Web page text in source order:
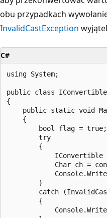
obu przypadkach
InvalidCastException
C#
using System;
public class
{
public static void
    {
        bool flag = true;
        try
        {
IConvertible
Char ch =
        }
catch
        {